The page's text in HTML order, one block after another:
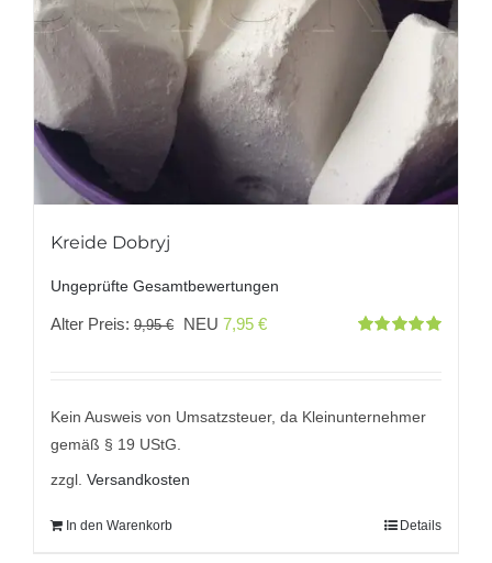
Kreide Dobryj
Ungeprüfte Gesamtbewertungen
Alter Preis: 9,95€
Ursprünglicher
9,95 €
NEU 7,95 €Aktueller
7,95 €.
Kein Ausweis von Umsatzsteuer, da Kleinunternehmer
gemäß § 19 UStG.
zzgl. Versandkosten
In den Warenkorb Details